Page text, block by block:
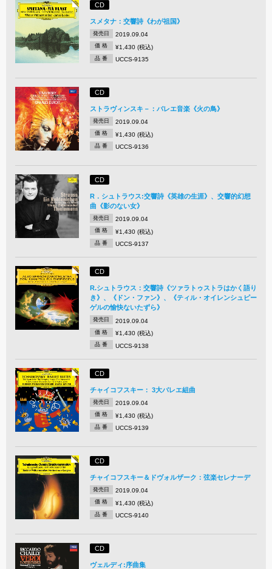
CD
スメタナ：交響詩《わが祖国》
発売日 2019.09.04
価 格 ¥1,430 (税込)
品 番 UCCS-9135
CD
ストラヴィンスキ－：バレエ音楽《火の鳥》
発売日 2019.09.04
価 格 ¥1,430 (税込)
品 番 UCCS-9136
CD
R．シュトラウス:交響詩《英雄の生涯》、交響的幻想
曲《影のない女》
発売日 2019.09.04
価 格 ¥1,430 (税込)
品 番 UCCS-9137
CD
R.シュトラウス：交響詩《ツァラトゥストラはかく語り
き》、《ドン・ファン》、《ティル・オイレンシュピー
ゲルの愉快ないたずら》
発売日 2019.09.04
価 格 ¥1,430 (税込)
品 番 UCCS-9138
CD
チャイコフスキー： 3大バレエ組曲
発売日 2019.09.04
価 格 ¥1,430 (税込)
品 番 UCCS-9139
CD
チャイコフスキー＆ドヴォルザーク：弦楽セレナーデ
発売日 2019.09.04
価 格 ¥1,430 (税込)
品 番 UCCS-9140
CD
ヴェルディ:序曲集